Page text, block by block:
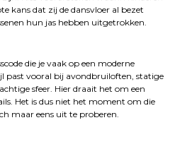
kans dat zij de dansvloer al bezet
hun jas hebben uitgetrokken.
die je vaak op een moderne
past vooral bij avondbruiloften, statige
sfeer. Hier draait het om een
Het is dus niet het moment om die
maar eens uit te proberen.